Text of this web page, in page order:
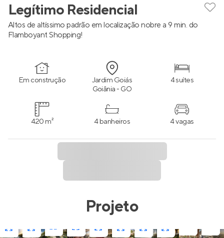
Legítimo Residencial
Altos de altíssimo padrão em localização nobre a 9 min. do
Flamboyant Shopping!
Em construção Jardim Goiás
Goiânia - GO
4 suítes
420 m² 4 banheiros 4 vagas
Projeto